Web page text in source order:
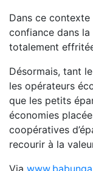
Dans ce
confiance dans la
totalement
Désormais, tant
les opérateurs
que les petits
économies
coopératives
recourir à la
Via